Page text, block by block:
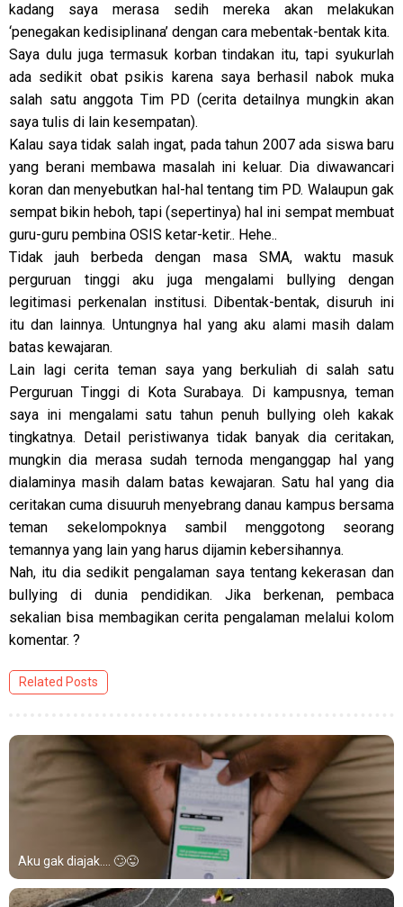
kadang saya merasa sedih mereka akan melakukan
‘penegakan kedisiplinana’ dengan cara mebentak-bentak kita.
Saya dulu juga termasuk korban tindakan itu, tapi syukurlah
ada sedikit obat psikis karena saya berhasil nabok muka
salah satu anggota Tim PD (cerita detailnya mungkin akan
saya tulis di lain kesempatan).
Kalau saya tidak salah ingat, pada tahun 2007 ada siswa baru
yang berani membawa masalah ini keluar. Dia diwawancari
koran dan menyebutkan hal-hal tentang tim PD. Walaupun gak
sempat bikin heboh, tapi (sepertinya) hal ini sempat membuat
guru-guru pembina OSIS ketar-ketir.. Hehe..
Tidak jauh berbeda dengan masa SMA, waktu masuk
perguruan tinggi aku juga mengalami bullying dengan
legitimasi perkenalan institusi. Dibentak-bentak, disuruh ini
itu dan lainnya. Untungnya hal yang aku alami masih dalam
batas kewajaran.
Lain lagi cerita teman saya yang berkuliah di salah satu
Perguruan Tinggi di Kota Surabaya. Di kampusnya, teman
saya ini mengalami satu tahun penuh bullying oleh kakak
tingkatnya. Detail peristiwanya tidak banyak dia ceritakan,
mungkin dia merasa sudah ternoda menganggap hal yang
dialaminya masih dalam batas kewajaran. Satu hal yang dia
ceritakan cuma disuuruh menyebrang danau kampus bersama
teman sekelompoknya sambil menggotong seorang
temannya yang lain yang harus dijamin kebersihannya.
Nah, itu dia sedikit pengalaman saya tentang kekerasan dan
bullying di dunia pendidikan. Jika berkenan, pembaca
sekalian bisa membagikan cerita pengalaman melalui kolom
komentar. ?
Related Posts
Aku gak diajak.... 🙄😜